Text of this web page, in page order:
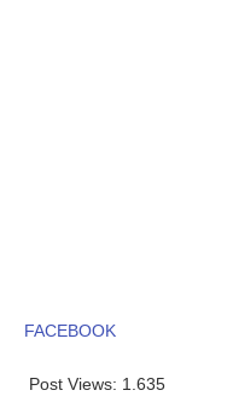
FACEBOOK
Post Views: 1.635